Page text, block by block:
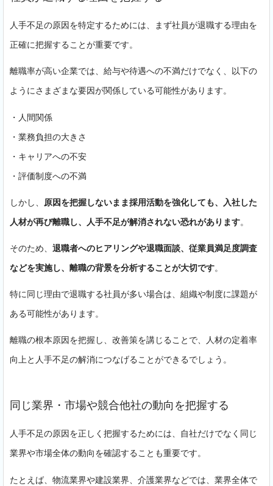
人手不足の原因を特定するためには、まず社員が退職する理由を
正確に把握することが重要です。
離職率が高い企業では、給与や待遇への不満だけでなく、以下の
ようにさまざまな要因が関係している可能性があります。
・人間関係
・業務負担の大きさ
・キャリアへの不安
・評価制度への不満
しかし、 原因を把握しないまま採用活動を強化しても、入社した
人材が再び離職し、人手不足が解消されない恐れがあります。
そのため、 退職者へのヒアリングや退職面談、従業員満足度調査
などを実施し、離職の背景を分析することが大切です。
特に同じ理由で退職する社員が多い場合は、組織や制度に課題が
ある可能性があります。
離職の根本原因を把握し、改善策を講じることで、人材の定着率
向上と人手不足の解消につなげることができるでしょう。
同じ業界・市場や競合他社の動向を把握する
人手不足の原因を正しく把握するためには、自社だけでなく同じ
業界や市場全体の動向を確認することも重要です。
たとえば、物流業界や建設業界、介護業界などでは、業界全体で